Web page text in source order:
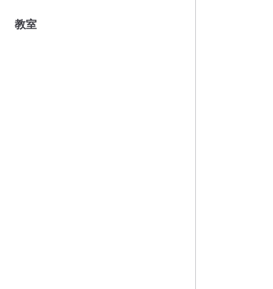
教室